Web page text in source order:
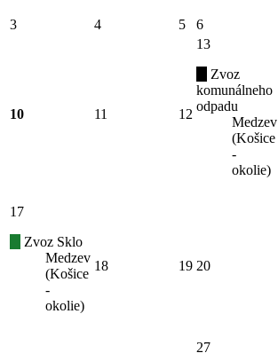
3 4 5 6
10 11 12
13
Zvoz
komunálneho
odpadu
Medzev
(Košice
-
okolie)
17
Zvoz Sklo
Medzev
(Košice
-
okolie)
18 19 20
27